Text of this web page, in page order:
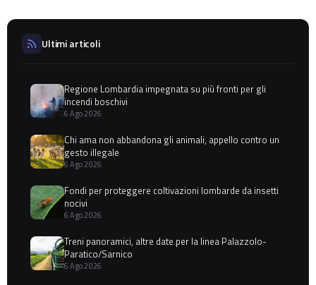
Ultimi articoli
Regione Lombardia impegnata su più fronti per gli
incendi boschivi
6 Ago 2026
Chi ama non abbandona gli animali, appello contro un
gesto illegale
6 Ago 2026
Fondi per proteggere coltivazioni lombarde da insetti
nocivi
6 Ago 2026
Treni panoramici, altre date per la linea Palazzolo-
Paratico/Sarnico
6 Ago 2026